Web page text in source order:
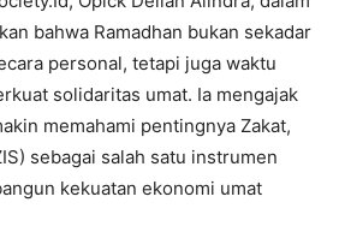
bahwa Ramadhan bukan sekadar
personal, tetapi juga waktu
solidaritas umat. Ia mengajak
memahami pentingnya Zakat,
sebagai salah satu instrumen
kekuatan ekonomi umat